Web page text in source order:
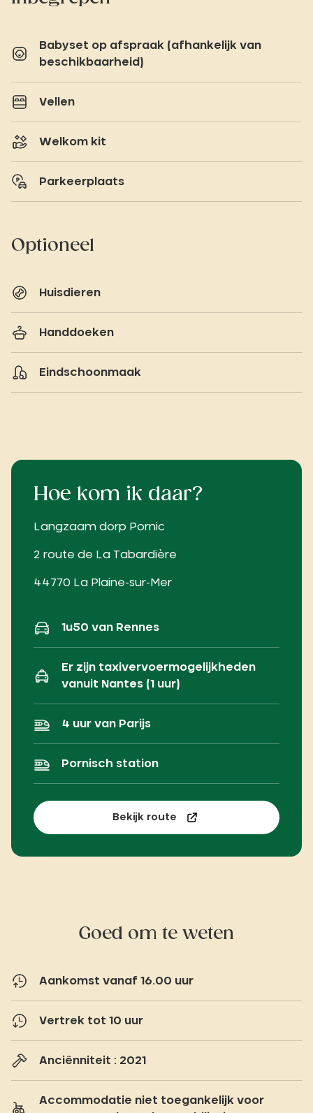
Babyset op afspraak (afhankelijk van
beschikbaarheid)
Vellen
Welkom kit
Parkeerplaats
Optioneel
Huisdieren
Handdoeken
Eindschoonmaak
Hoe kom ik daar?
Langzaam dorp Pornic
2 route de La Tabardière
44770 La Plaine-sur-Mer
1u50 van Rennes
Er zijn taxivervoermogelijkheden
vanuit Nantes (1 uur)
4 uur van Parijs
Pornisch station
Bekijk route
Goed om te weten
Aankomst vanaf 16.00 uur
Vertrek tot 10 uur
Anciënniteit : 2021
Accommodatie niet toegankelijk voor